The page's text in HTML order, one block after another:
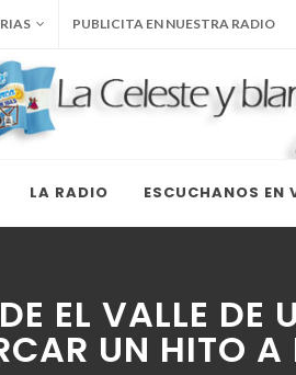
PUBLICITA EN NUESTRA RADIO
LA RADIO ESCUCHANOS EN
EL VALLE DE
UN HITO